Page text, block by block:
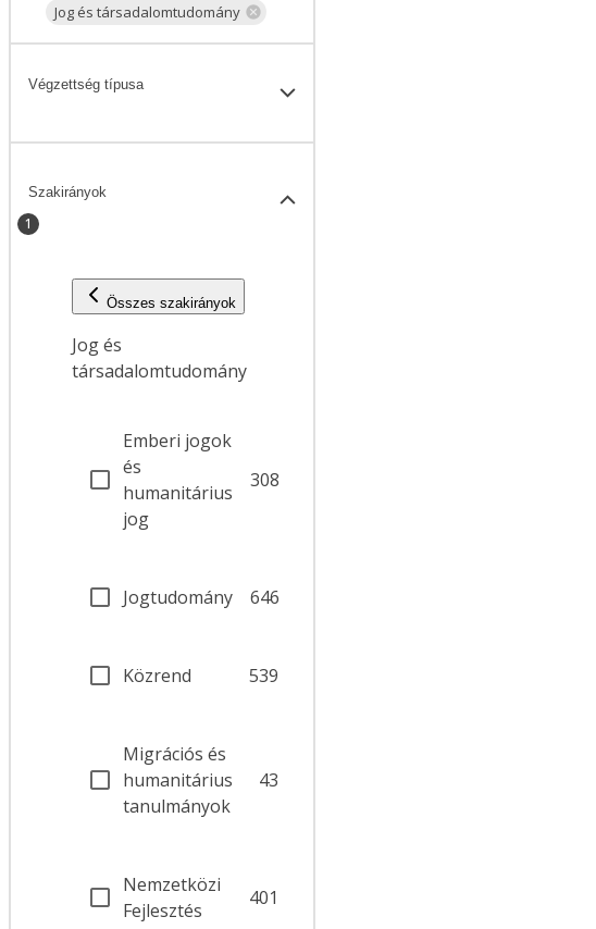
Jog és társadalomtudomány
Végzettség típusa
Szakirányok
1
Összes szakirányok
Jog és
társadalomtudomány
Emberi jogok
és
humanitárius
jog
308
Jogtudomány 646
Közrend 539
Migrációs és
humanitárius
tanulmányok
43
Nemzetközi
Fejlesztés
401